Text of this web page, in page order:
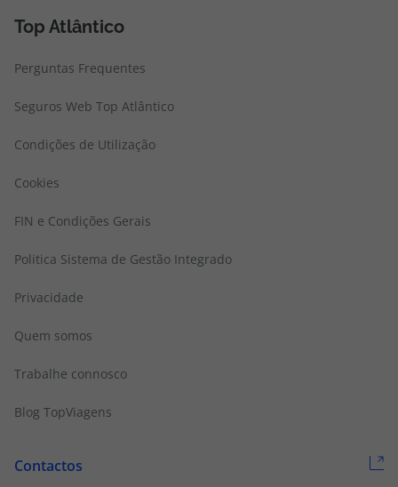
Top Atlântico
Perguntas Frequentes
Seguros Web Top Atlântico
Condições de Utilização
Cookies
FIN e Condições Gerais
Politica Sistema de Gestão Integrado
Privacidade
Quem somos
Trabalhe connosco
Blog TopViagens
Contactos